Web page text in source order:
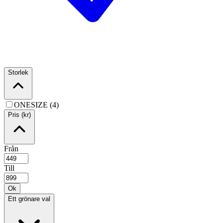
Storlek
ONESIZE (4)
Pris (kr)
Från
Till
Ok
Ett grönare val